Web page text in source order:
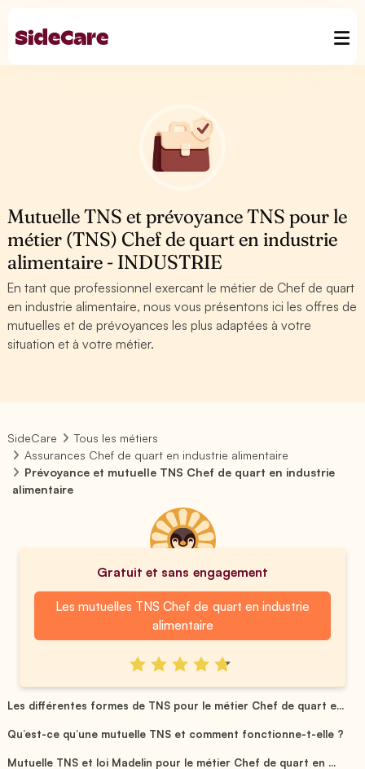
Mutuelle TNS et prévoyance TNS pour le
métier (TNS) Chef de quart en industrie
alimentaire - INDUSTRIE
En tant que professionnel exercant le métier de Chef de quart
en industrie alimentaire, nous vous présentons ici les offres de
mutuelles et de prévoyances les plus adaptées à votre
situation et à votre métier.
SideCare
Tous les métiers
Assurances Chef de quart en industrie alimentaire
Prévoyance et mutuelle TNS Chef de quart en industrie
alimentaire
Gratuit et sans engagement
Les mutuelles TNS Chef de quart en industrie
alimentaire
Les différentes formes de TNS pour le métier Chef de quart e...
Qu’est-ce qu’une mutuelle TNS et comment fonctionne-t-elle ?
Mutuelle TNS et loi Madelin pour le métier Chef de quart en ...